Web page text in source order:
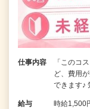
仕事内容
「このコ
ど、費用
できます♪
給与
時給1,500